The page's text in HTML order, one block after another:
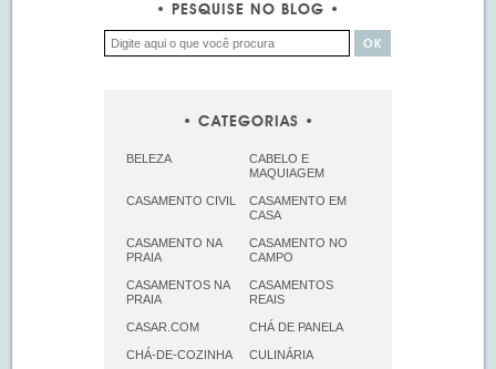
PESQUISE NO BLOG
CATEGORIAS
BELEZA
CABELO E
MAQUIAGEM
CASAMENTO CIVIL
CASAMENTO EM
CASA
CASAMENTO NA
PRAIA
CASAMENTO NO
CAMPO
CASAMENTOS NA
PRAIA
CASAMENTOS
REAIS
CASAR.COM CHÁ DE PANELA
CHÁ-DE-COZINHA CULINÁRIA